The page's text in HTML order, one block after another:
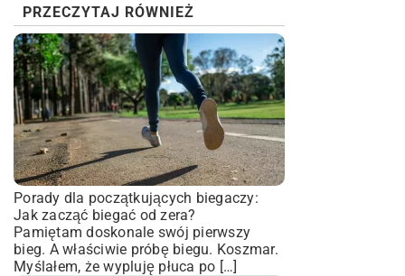
PRZECZYTAJ RÓWNIEŻ
Porady dla początkujących biegaczy:
Jak zacząć biegać od zera?
Pamiętam doskonale swój pierwszy
bieg. A właściwie próbę biegu. Koszmar.
Myślałem, że wypluję płuca po […]